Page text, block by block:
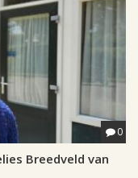
0
Breedveld van